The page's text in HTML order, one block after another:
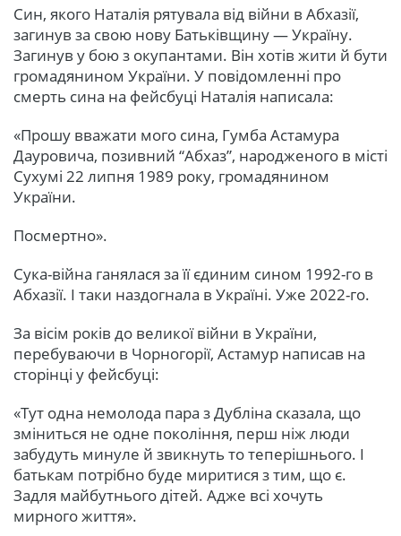
Син, якого Наталія рятувала від війни в Абхазії,
загинув за свою нову Батьківщину — Україну.
Загинув у бою з окупантами. Він хотів жити й бути
громадянином України. У повідомленні про
смерть сина на фейсбуці Наталія написала:
«Прошу вважати мого сина, Гумба Астамура
Дауровича, позивний “Абхаз”, народженого в місті
Сухумі 22 липня 1989 року, громадянином
України.
Посмертно».
Сука-війна ганялася за її єдиним сином 1992-го в
Абхазії. І таки наздогнала в Україні. Уже 2022-го.
За вісім років до великої війни в України,
перебуваючи в Чорногорії, Астамур написав на
сторінці у фейсбуці:
«Тут одна немолода пара з Дубліна сказала, що
зміниться не одне покоління, перш ніж люди
забудуть минуле й звикнуть то теперішнього. І
батькам потрібно буде миритися з тим, що є.
Задля майбутнього дітей. Адже всі хочуть
мирного життя».